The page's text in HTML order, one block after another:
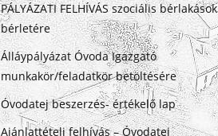
PÁLYÁZATI FELHÍVÁS szociális bérlakások
bérletére
Álláypályázat Óvoda Igazgató
munkakör/feladatkör betöltésére
Óvodatej beszerzés- értékelő lap
Ajánlattételi felhívás – Óvodatej